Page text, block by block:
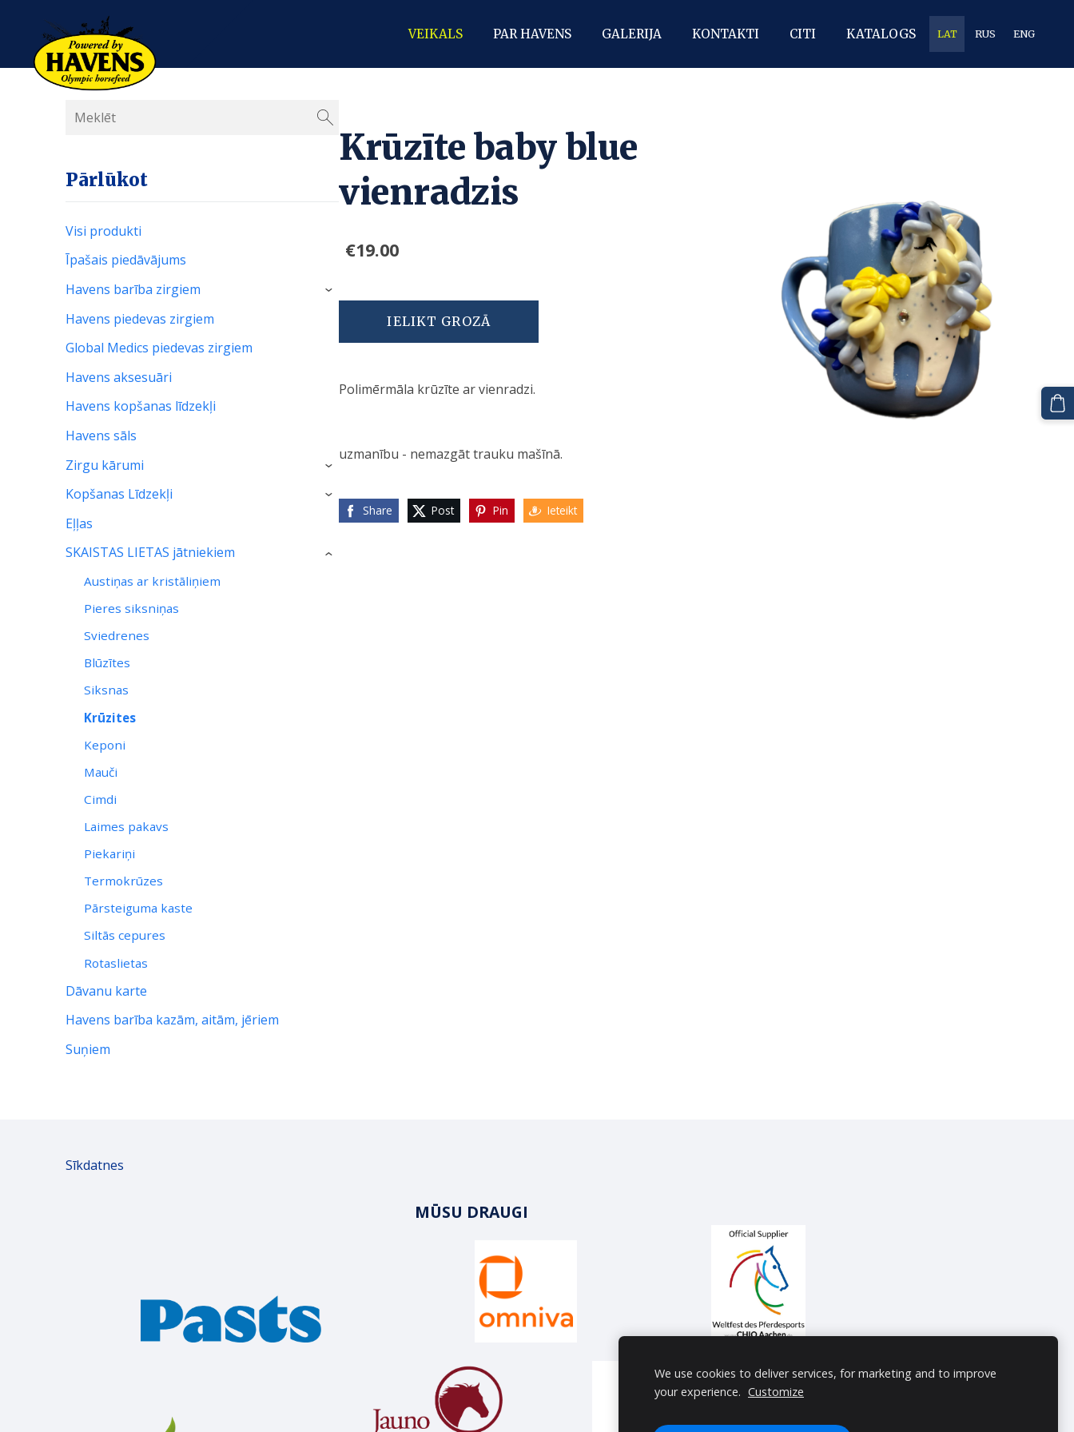
VEIKALS PAR HAVENS GALERIJA KONTAKTI CITI KATALOGS LAT RUS ENG
Pārlūkot
Visi produkti
Īpašais piedāvājums
Havens barība zirgiem
›
Havens piedevas zirgiem
Global Medics piedevas zirgiem
Havens aksesuāri
Havens kopšanas līdzekļi
Havens sāls
Zirgu kārumi
›
Kopšanas Līdzekļi ›
Eļļas
SKAISTAS LIETAS jātniekiem
Austiņas ar kristāliņiem
Pieres siksniņas
Sviedrenes
Blūzītes
Siksnas
Krūzites
Keponi
Mauči
Cimdi
Laimes pakavs
Piekariņi
Termokrūzes
Pārsteiguma kaste
Siltās cepures
Rotaslietas
›
Dāvanu karte
Havens barība kazām, aitām, jēriem
Suņiem
Krūzīte baby blue
vienradzis
€19.00
IELIKT GROZĀ
Polimērmāla krūzīte ar vienradzi.
uzmanību - nemazgāt trauku mašīnā.
Share Post Pin Ieteikt
Sīkdatnes
MŪSU DRAUGI
We use cookies to deliver services, for marketing and to improve
your experience. Customize